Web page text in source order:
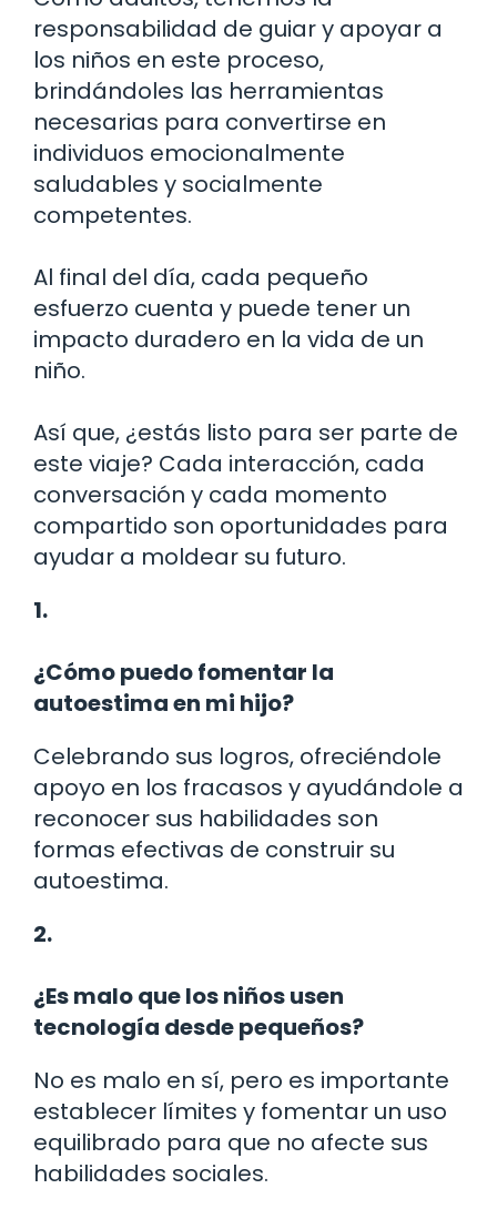
responsabilidad de guiar y apoyar a
los niños en este proceso,
brindándoles las herramientas
necesarias para convertirse en
individuos emocionalmente
saludables y socialmente
competentes.
Al final del día, cada pequeño
esfuerzo cuenta y puede tener un
impacto duradero en la vida de un
niño.
Así que, ¿estás listo para ser parte de
este viaje? Cada interacción, cada
conversación y cada momento
compartido son oportunidades para
ayudar a moldear su futuro.
1.
¿Cómo puedo fomentar la
autoestima en mi hijo?
Celebrando sus logros, ofreciéndole
apoyo en los fracasos y ayudándole a
reconocer sus habilidades son
formas efectivas de construir su
autoestima.
2.
¿Es malo que los niños usen
tecnología desde pequeños?
No es malo en sí, pero es importante
establecer límites y fomentar un uso
equilibrado para que no afecte sus
habilidades sociales.